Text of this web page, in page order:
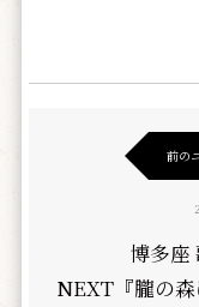
前の
博多座
NEXT『朧の